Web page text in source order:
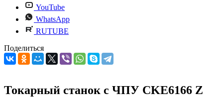
YouTube
WhatsApp
RUTUBE
Поделиться
Токарный станок с ЧПУ CKE6166 Z